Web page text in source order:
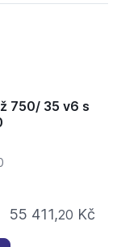
750/ 35 v6 s
55 411,20 Kč